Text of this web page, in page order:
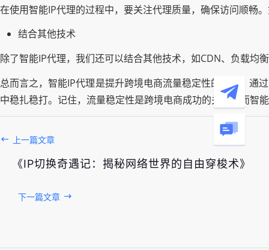
在使用智能IP代理的过程中，要关注代理质量，确保访问顺畅
结合其他技术
除了智能IP代理，我们还可以结合其他技术，如CDN、负载均
总而言之，智能IP代理是提升跨境电商流量稳定性的秘籍。通
中稳扎稳打。记住，流量稳定性是跨境电商成功的关键，而智
上一篇文章
《IP切换奇遇记：揭秘网络世界的自由穿梭术》
下一篇文章